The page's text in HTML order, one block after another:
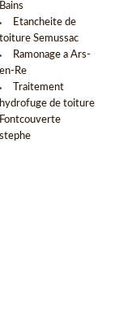
Bains
Etancheite de
toiture Semussac
Ramonage a Ars-
en-Re
Traitement
hydrofuge de toiture
Fontcouverte